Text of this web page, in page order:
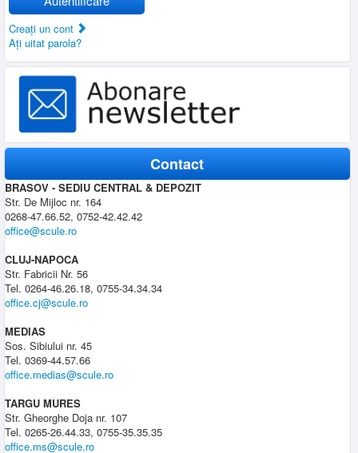
Creaţi un cont
Aţi uitat parola?
Contact
BRASOV - SEDIU CENTRAL & DEPOZIT
Str. De Mijloc nr. 164
0268-47.66.52, 0752-42.42.42
office@scule.ro
CLUJ-NAPOCA
Str. Fabricii Nr. 56
Tel. 0264-46.26.18, 0755-34.34.34
office.cj@scule.ro
MEDIAS
Sos. Sibiului nr. 45
Tel. 0369-44.57.66
office.medias@scule.ro
TARGU MURES
Str. Gheorghe Doja nr. 107
Tel. 0265-26.44.33, 0755-35.35.35
office.ms@scule.ro